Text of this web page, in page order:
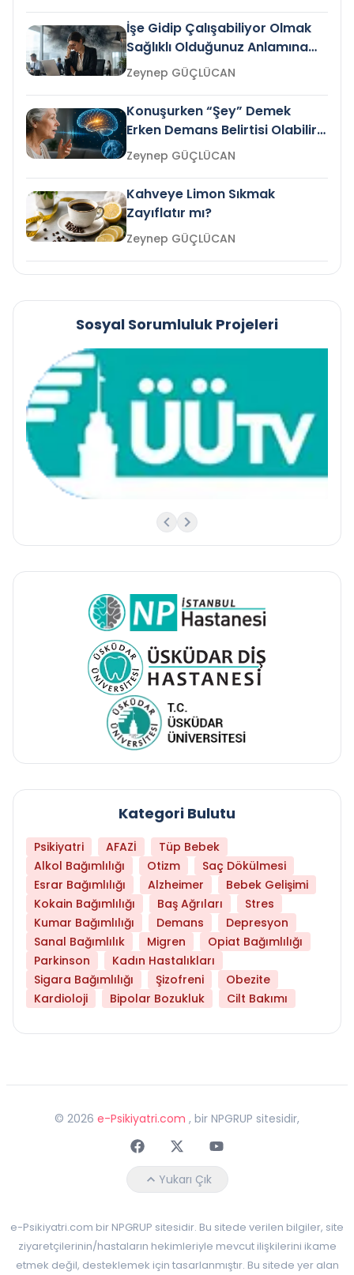
İşe Gidip Çalışabiliyor Olmak
Sağlıklı Olduğunuz Anlamına
Gelir mi?Zeynep GÜÇLÜCAN
Konuşurken “Şey” Demek
Erken Demans Belirtisi Olabilir
mi?
Zeynep GÜÇLÜCAN
Kahveye Limon Sıkmak
Zayıflatır mı?
Zeynep GÜÇLÜCAN
Sosyal Sorumluluk Projeleri
Kategori Bulutu
Psikiyatri AFAZİ
Tüp Bebek
Alkol Bağımlılığı
Otizm
Saç Dökülmesi
Esrar Bağımlılığı
Alzheimer
Bebek Gelişimi
Kokain Bağımlılığı
Baş Ağrıları
Stres
Kumar Bağımlılığı
Demans
Depresyon
Sanal Bağımlılık
Migren
Opiat Bağımlılığı
Parkinson
Kadın Hastalıkları
Sigara Bağımlılığı
Şizofreni
Obezite
Kardioloji
Bipolar Bozukluk Cilt Bakımı
© 2026 e-Psikiyatri.com , bir NPGRUP sitesidir,
FaceebokTwitterYoutube
Yukarı Çık
e-Psikiyatri.com bir NPGRUP sitesidir. Bu sitede verilen bilgiler, site
ziyaretçilerinin/hastaların hekimleriyle mevcut ilişkilerini ikame
etmek değil, desteklemek için tasarlanmıştır. Bu sitede yer alan